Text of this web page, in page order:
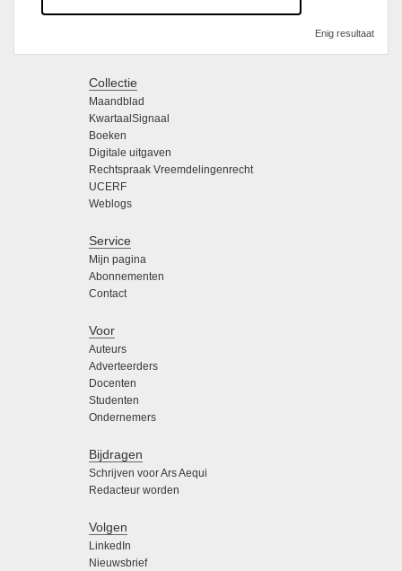
Enig resultaat
Collectie
Maandblad
KwartaalSignaal
Boeken
Digitale uitgaven
Rechtspraak Vreemdelingenrecht
UCERF
Weblogs
Service
Mijn pagina
Abonnementen
Contact
Voor
Auteurs
Adverteerders
Docenten
Studenten
Ondernemers
Bijdragen
Schrijven voor Ars Aequi
Redacteur worden
Volgen
LinkedIn
Nieuwsbrief